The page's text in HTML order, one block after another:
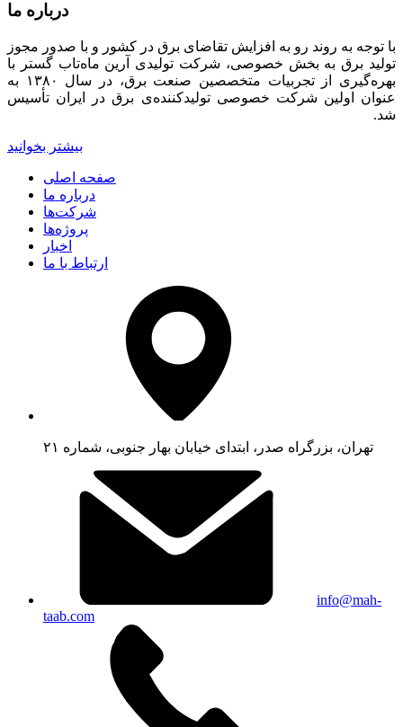
درباره ما
با توجه به روند رو به افزایش تقاضای برق در کشور و با صدور مجوز
تولید برق به بخش خصوصی، شرکت تولیدی آرین ماه‌تاب گستر با
بهره‌گیری از تجربیات متخصصین صنعت برق، در سال ۱۳۸۰ به
عنوان اولین شرکت خصوصی تولیدکننده‌ی برق در ایران تأسیس
شد.
بیشتر بخوانید
صفحه اصلی
درباره ما
شرکت‌ها
پروژه‌ها
اخبار
ارتباط با ما
تهران، بزرگراه صدر، ابتدای خیابان بهار جنوبی، شماره ۲۱
info@mah-
taab.com